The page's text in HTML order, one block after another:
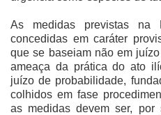
As medidas previstas
concedidas em caráter
que se baseiam não em
ameaça da prática do ato
juízo de probabilidade,
colhidos em fase
as medidas devem ser, por